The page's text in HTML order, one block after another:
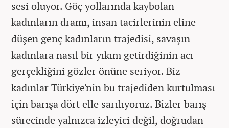
sesi oluyor. Göç yollarında kaybolan
kadınların dramı, insan tacirlerinin eline
düşen genç kadınların trajedisi, savaşın
kadınlara nasıl bir yıkım getirdiğinin acı
gerçekliğini gözler önüne seriyor. Biz
kadınlar Türkiye'nin bu trajediden kurtulması
için barışa dört elle sarılıyoruz. Bizler barış
sürecinde yalnızca izleyici değil, doğrudan